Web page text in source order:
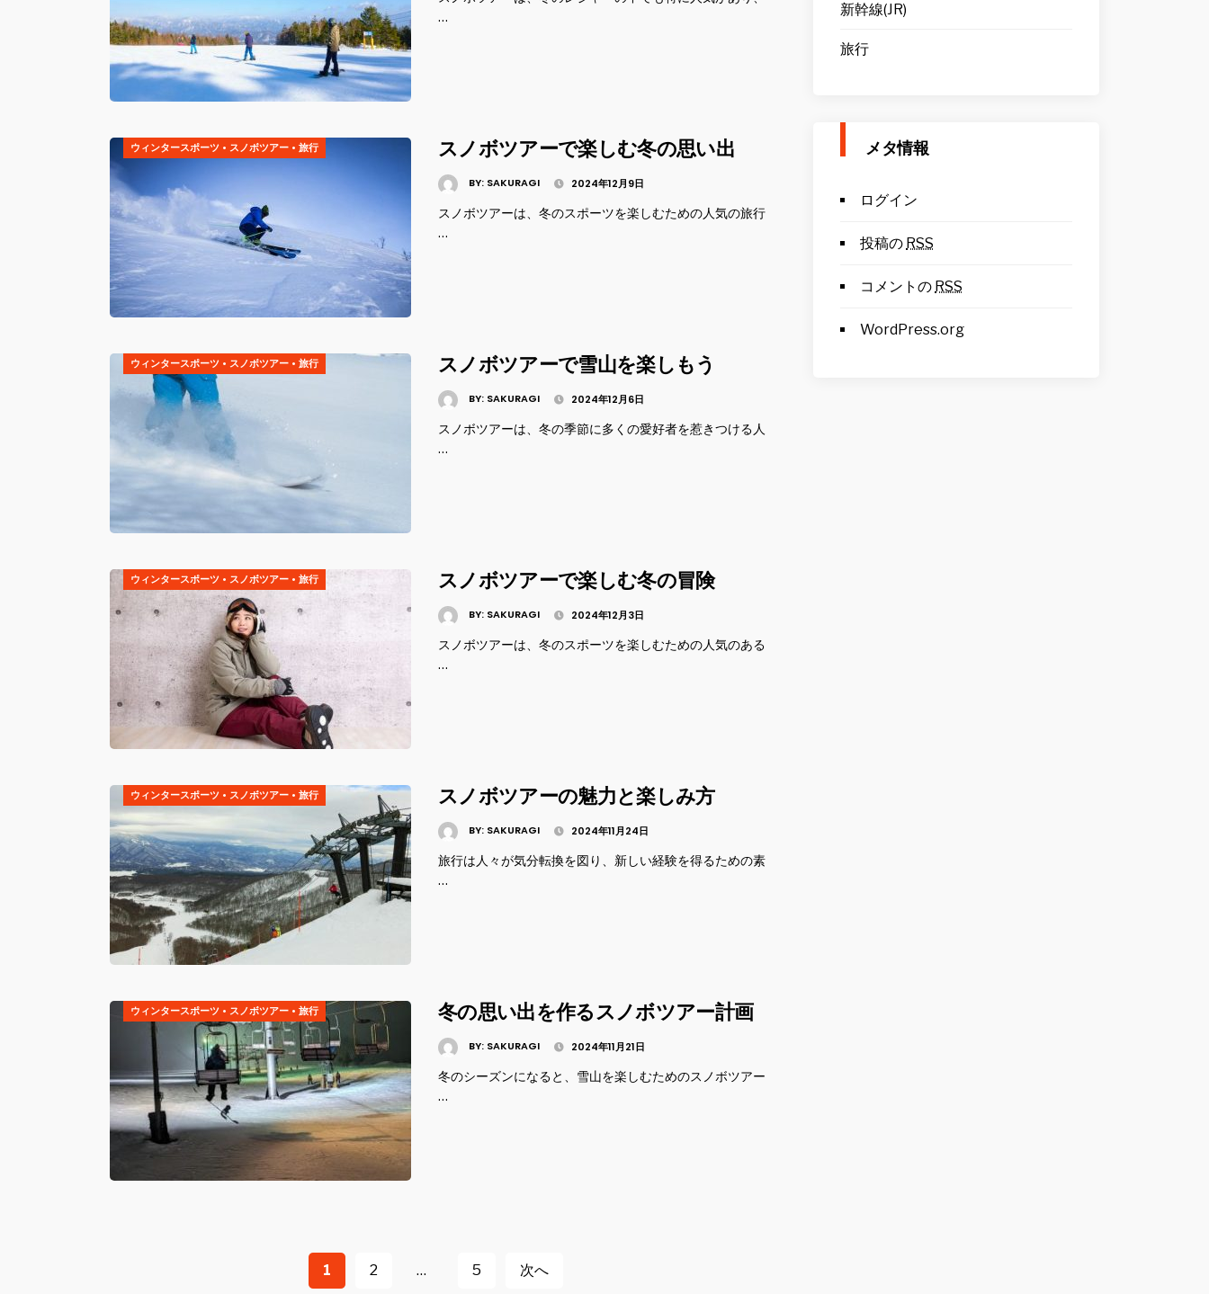
…
ウィンタースポーツ • スノボツアー • 旅行 スノボツアーで楽しむ冬の思い出
BY: SAKURAGI 2024年12月9日
スノボツアーは、冬のスポーツを楽しむための人気の旅行
…
ウィンタースポーツ • スノボツアー • 旅行 スノボツアーで雪山を楽しもう
BY: SAKURAGI 2024年12月6日
スノボツアーは、冬の季節に多くの愛好者を惹きつける人
…
ウィンタースポーツ • スノボツアー • 旅行 スノボツアーで楽しむ冬の冒険
BY: SAKURAGI 2024年12月3日
スノボツアーは、冬のスポーツを楽しむための人気のある
…
ウィンタースポーツ • スノボツアー • 旅行 スノボツアーの魅力と楽しみ方
BY: SAKURAGI 2024年11月24日
旅行は人々が気分転換を図り、新しい経験を得るための素
…
ウィンタースポーツ • スノボツアー • 旅行 冬の思い出を作るスノボツアー計画
BY: SAKURAGI 2024年11月21日
冬のシーズンになると、雪山を楽しむためのスノボツアー
…
1 2 … 5 次へ
新幹線(JR)
旅行
メタ情報
ログイン
投稿の RSS
コメントの RSS
WordPress.org